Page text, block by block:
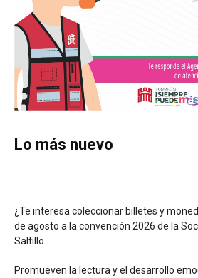
Lo más nuevo
¿Te interesa coleccionar billetes y
de agosto a la convención 2026 de la
Saltillo
Promueven la lectura y el desarrollo